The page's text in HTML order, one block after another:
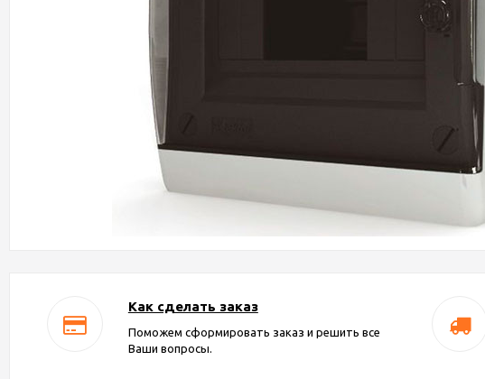
Как сделать заказ
Поможем сформировать заказ и решить все
Ваши вопросы.